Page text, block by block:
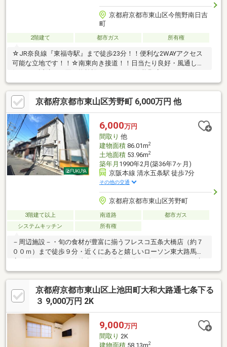
京都府京都市東山区今熊野南日吉
町
2階建て 都市ガス 所有権
☆JR奈良線『東福寺駅』まで徒歩23分！！便利な2WAYアクセス
可能な立地です！！☆南東向き接道！！日当たり良好・風通し良
ファミリーマート京都女子大学店・・・918ｍ●セブンイレブン東
山泉涌寺店・・・1024ｍ●デイリーヤマザキ日赤前店・・・1079
ｍ●ダックス東山本町店・・・1347ｍ
京都府京都市東山区芳野町 6,000万円 他
6,000万円
間取り 他
建物面積86.01m2
土地面積53.96m2
築年月 1990年2月(築36年7ヶ月)
京阪本線 清水五条駅 徒歩7分
その他の交通
京都府京都市東山区芳野町
3階建て以上 南道路
都市ガス
システムキッチン
所有権
－周辺施設－・旬の食材が豊富に揃うフレスコ五条大橋店（約７
００ｍ）まで徒歩９分・近くにあると嬉しいローソン東大路馬町
店（約２８０ｍ）まで徒歩４分・徒歩７分のダイコクドラッグ京
阪五条駅前店（約５００ｍ）は夜８時５０分まで営業中！・小さ
なお子様でも無理なく通える開睛小中学校（約５５０ｍ）は徒歩
７分◎・東山郵便局（約２２０ｍ）まで徒歩３分▽ 住宅ローンや
諸経費等どんなことでもご相談ください！親切丁寧にご説明させ
京都府京都市東山区上池田町大和大路通七条下る
３ 9,000万円 2K
9,000万円
間取り 2K
建物面積58.13m2